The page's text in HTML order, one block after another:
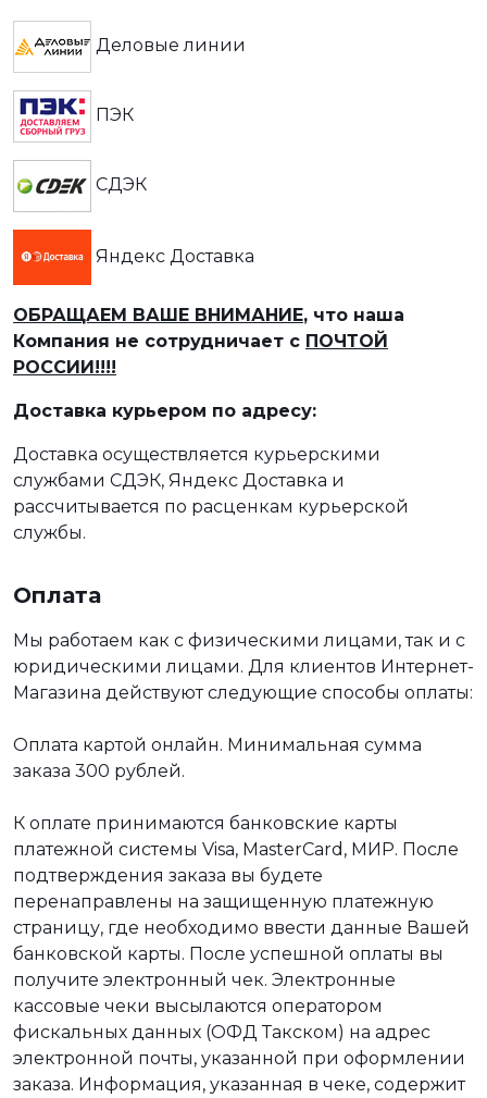
Деловые линии
ПЭК
СДЭК
Яндекс Доставка
ОБРАЩАЕМ ВАШЕ ВНИМАНИЕ, что наша
Компания не сотрудничает с ПОЧТОЙ
РОССИИ!!!!
Доставка курьером по адресу:
Доставка осуществляется курьерскими
службами СДЭК, Яндекс Доставка и
рассчитывается по расценкам курьерской
службы.
Оплата
Мы работаем как с физическими лицами, так и с
юридическими лицами. Для клиентов Интернет-
Магазина действуют следующие способы оплаты:
Оплата картой онлайн. Минимальная сумма
заказа 300 рублей.
К оплате принимаются банковские карты
платежной системы Visa, MasterCard, МИР. После
подтверждения заказа вы будете
перенаправлены на защищенную платежную
страницу, где необходимо ввести данные Вашей
банковской карты. После успешной оплаты вы
получите электронный чек. Электронные
кассовые чеки высылаются оператором
фискальных данных (ОФД Такском) на адрес
электронной почты, указанной при оформлении
заказа. Информация, указанная в чеке, содержит